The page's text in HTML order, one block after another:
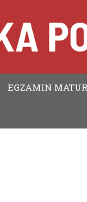
EGZAMIN